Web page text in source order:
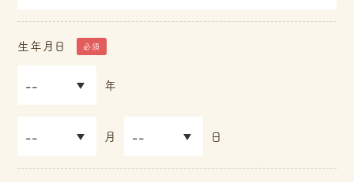
生年月日 必須
の
年
月 日